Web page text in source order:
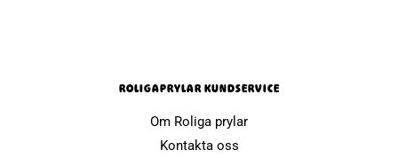
ROLIGAPRYLAR KUNDSERVICE
Om Roliga prylar
Kontakta oss